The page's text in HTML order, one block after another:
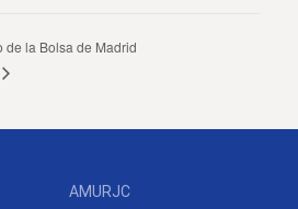
de la Bolsa de Madrid
AMURJC